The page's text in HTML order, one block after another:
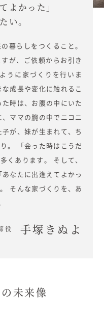
ブログ
Q&A
求
せ
37-
よかった」
い。
暮らしをつくること。
が、ご依頼からお引き
うに家づくりを行いま
成長や変化に触れるこ
た時は、お腹の中にいた
ママの腕の中でニコニ
が、妹が生まれて、ち
。
「会った時はこうだ
くあります。
そして、
あなたに出逢えてよかっ
そんな家づくりを、あ
役 手塚きぬよ
未来像